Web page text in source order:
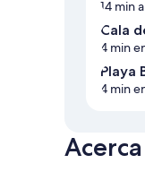
14 min
Cala
4 min
Playa
4 min